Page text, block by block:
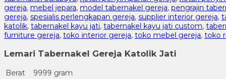
gereja, mebel jepara, model tabernakel gereja, pengrajin
gereja, spesialis perlengkapan gereja, supplier interior gereja,
katolik, tabernakel kayu jati, tabernakel kayu jati custom,
furniture gereja, toko interior gereja, toko mebel gereja, toko
Lemari Tabernakel Gereja Katolik Jati
Berat
9999 gram